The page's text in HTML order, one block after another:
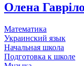
Олена
Математика
Украинский язык
Начальная школа
Подготовка к школе